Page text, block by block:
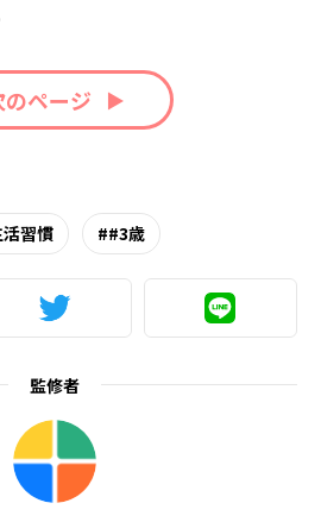
のページ
習慣 #3歳
監修者